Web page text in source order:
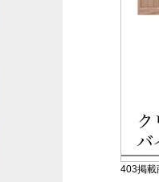
403掲載